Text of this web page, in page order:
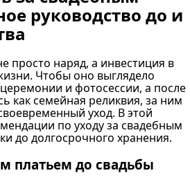
руководство до и
просто наряд, а инвестиция в
Чтобы оно выглядело
и фотосессии, а после
как семейная реликвия, за ним
уход. В этой
по уходу за свадебным
до долгосрочного хранения.
платьем до свадьбы